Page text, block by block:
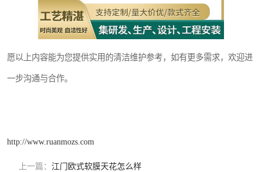
愿以上内容能为您提供实用的清洁维护参考，如有更多需求，欢迎进
一步沟通与合作。
http://www.ruanmozs.com
上一篇： 江门欧式软膜天花怎么样